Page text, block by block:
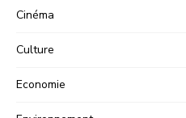
Cinéma
Culture
Economie